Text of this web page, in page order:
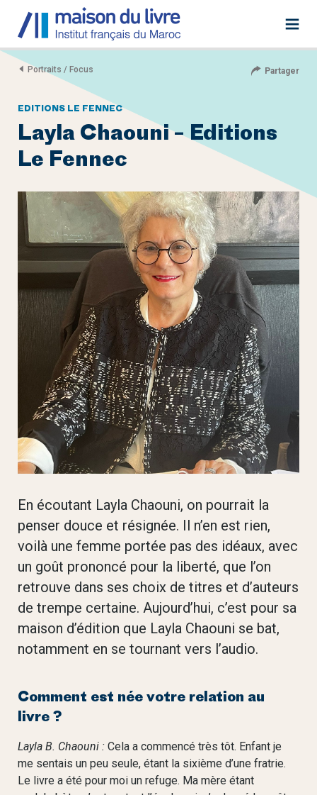
Portraits / Focus Partager
EDITIONS LE FENNEC
Layla Chaouni – Editions
Le Fennec
En écoutant Layla Chaouni, on pourrait la
penser douce et résignée. Il n’en est rien,
voilà une femme portée pas des idéaux, avec
un goût prononcé pour la liberté, que l’on
retrouve dans ses choix de titres et d’auteurs
de trempe certaine. Aujourd’hui, c’est pour sa
maison d’édition que Layla Chaouni se bat,
notamment en se tournant vers l’audio.
Comment est née votre relation au
livre ?
Layla B. Chaouni : Cela a commencé très tôt. Enfant je
me sentais un peu seule, étant la sixième d’une fratrie.
Le livre a été pour moi un refuge. Ma mère étant